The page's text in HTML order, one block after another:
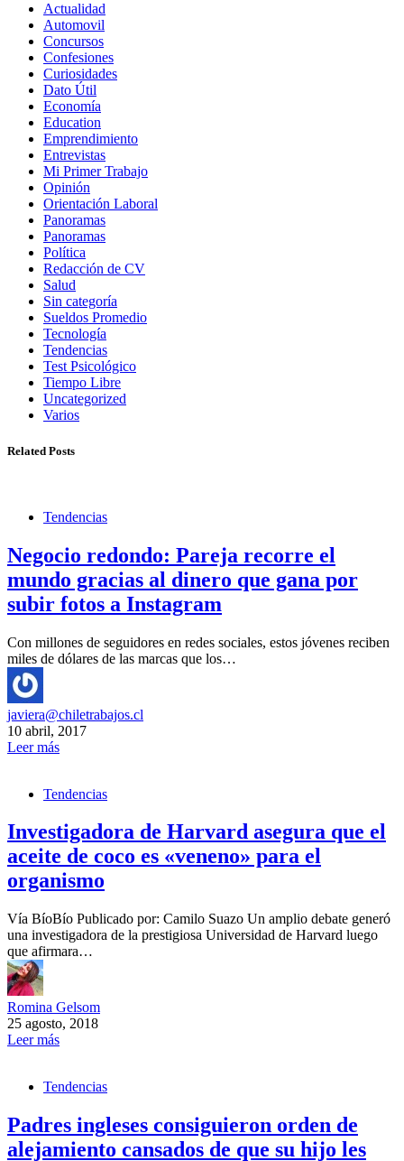
Actualidad
Automovil
Concursos
Confesiones
Curiosidades
Dato Útil
Economía
Education
Emprendimiento
Entrevistas
Mi Primer Trabajo
Opinión
Orientación Laboral
Panoramas
Panoramas
Política
Redacción de CV
Salud
Sin categoría
Sueldos Promedio
Tecnología
Tendencias
Test Psicológico
Tiempo Libre
Uncategorized
Varios
Related Posts
Tendencias
Negocio redondo: Pareja recorre el
mundo gracias al dinero que gana por
subir fotos a Instagram
Con millones de seguidores en redes sociales, estos jóvenes reciben
miles de dólares de las marcas que los…
javiera@chiletrabajos.cl
10 abril, 2017
Leer más
Tendencias
Investigadora de Harvard asegura que el
aceite de coco es «veneno» para el
organismo
Vía BíoBío Publicado por: Camilo Suazo Un amplio debate generó
una investigadora de la prestigiosa Universidad de Harvard luego
que afirmara…
Romina Gelsom
25 agosto, 2018
Leer más
Tendencias
Padres ingleses consiguieron orden de
alejamiento cansados de que su hijo les